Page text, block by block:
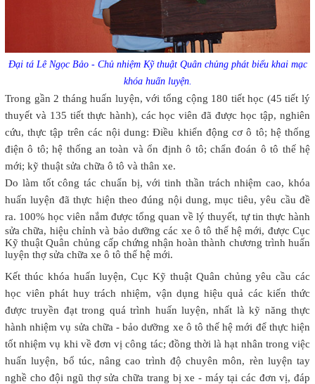
Đại tá Lê Ngọc Bảo - Chủ nhiệm Kỹ thuật Quân chủng phát biểu khai mạc
khóa huấn luyện.
Trong gần 2 tháng huấn luyện, với tổng cộng 180 tiết học (45 tiết lý
thuyết và 135 tiết thực hành), các học viên đã được học tập, nghiên
cứu, thực tập trên các nội dung: Điều khiển động cơ ô tô; hệ thống
điện ô tô; hệ thống an toàn và ổn định ô tô; chẩn đoán ô tô thế hệ
mới; kỹ thuật sửa chữa ô tô và thân xe.
Do làm tốt công tác chuẩn bị, với tinh thần trách nhiệm cao, khóa
huấn luyện đã thực hiện theo đúng nội dung, mục tiêu, yêu cầu đề
ra. 100% học viên nắm được tổng quan về lý thuyết, tự tin thực hành
sửa chữa, hiệu chỉnh và bảo dưỡng các xe ô tô thế hệ mới, được Cục
Kỹ thuật Quân chủng cấp chứng nhận hoàn thành chương trình huấn
luyện thợ sửa chữa xe ô tô thế hệ mới.
Kết thúc khóa huấn luyện, Cục Kỹ thuật Quân chủng yêu cầu các
học viên phát huy trách nhiệm, vận dụng hiệu quả các kiến thức
được truyền đạt trong quá trình huấn luyện, nhất là kỹ năng thực
hành nhiệm vụ sửa chữa - bảo dưỡng xe ô tô thế hệ mới để thực hiện
tốt nhiệm vụ khi về đơn vị công tác; đồng thời là hạt nhân trong việc
huấn luyện, bổ túc, nâng cao trình độ chuyên môn, rèn luyện tay
nghề cho đội ngũ thợ sửa chữa trang bị xe - máy tại các đơn vị, đáp